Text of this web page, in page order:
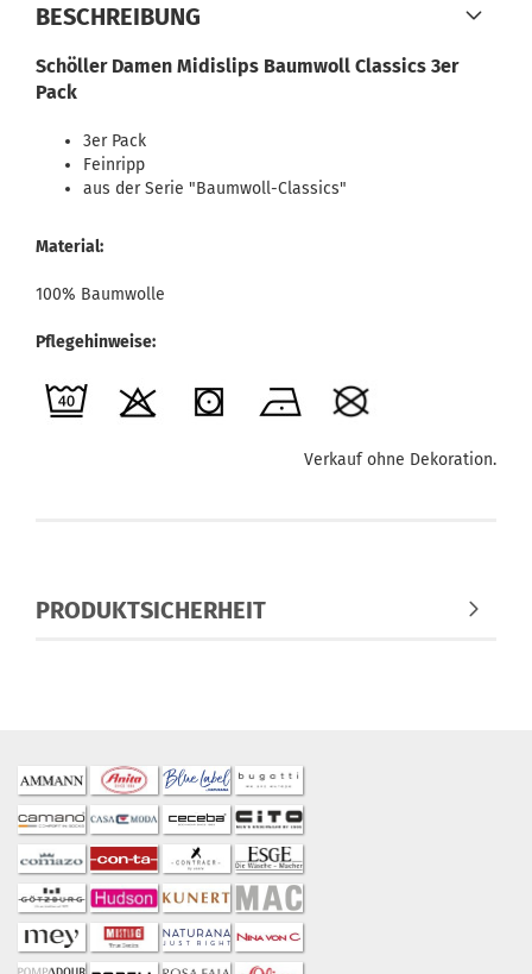
BESCHREIBUNG
Schöller Damen Midislips Baumwoll Classics 3er
Pack
3er Pack
Feinripp
aus der Serie "Baumwoll-Classics"
Material:
100% Baumwolle
Pflegehinweise:
Verkauf ohne Dekoration.
PRODUKTSICHERHEIT